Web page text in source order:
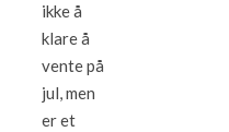
ikke å
klare å
vente på
jul, men
er et